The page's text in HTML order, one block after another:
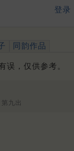
登录
同韵作品
误，仅供参考。
九出